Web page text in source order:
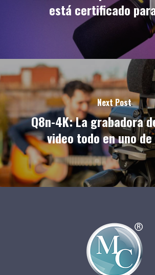
está certificado
Next Post
Q8n-4K: La grabadora
video todo en uno de